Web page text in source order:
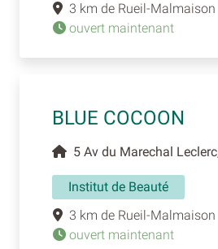
3 km de Rueil-Malmaison
ouvert maintenant
BLUE COCOON
5 Av du Marechal
Institut de Beauté
3 km de Rueil-Malmaison
ouvert maintenant